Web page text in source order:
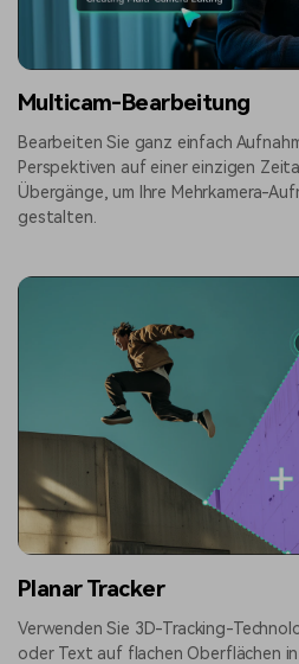
Multicam-Bearbeitung
Bearbeiten Sie ganz einfach
Perspektiven auf einer einzigen
Übergänge, um Ihre Mehrkamera-
gestalten.
Planar Tracker
Verwenden Sie 3D-Tracking-
oder Text auf flachen Oberflächen in